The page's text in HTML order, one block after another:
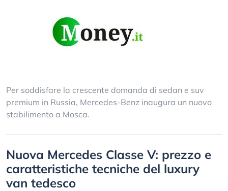
Per soddisfare la crescente domanda di sedan e suv
premium in Russia, Mercedes-Benz inaugura un nuovo
stabilimento a Mosca.
Nuova Mercedes Classe V: prezzo e
caratteristiche tecniche del luxury
van tedesco